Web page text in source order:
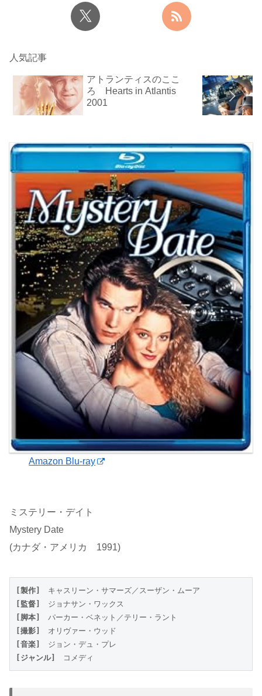
人気記事
アトランティスのここ
ろ Hearts in Atlantis
2001
Amazon Blu-ray
ミステリー・デイト
Mystery Date
(カナダ・アメリカ 1991)
[製作]
キャスリーン・サマーズ／スーザン・ムーア
[監督]
ジョナサン・ワックス
[脚本]
パーカー・ベネット／テリー・ラント
[撮影]
オリヴァー・ウッド
[音楽]
ジョン・デュ・プレ
[ジャンル]
コメディ